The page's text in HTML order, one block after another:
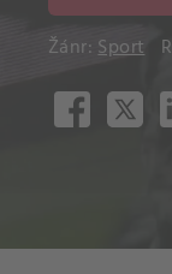
Žánr:Sport